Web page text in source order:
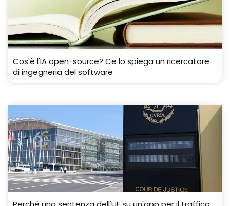
Cos'è l'IA open-source? Ce lo spiega un ricercatore
di ingegneria del software